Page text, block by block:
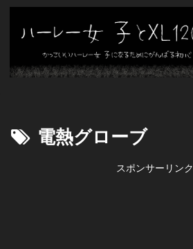
電熱グローブ
スポンサーリンク